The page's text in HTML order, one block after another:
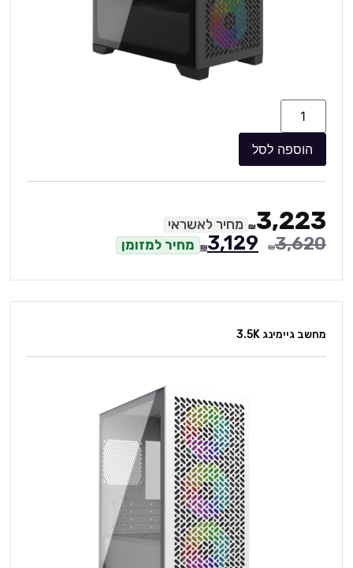
הוספה לסל
₪3,223 מחיר לאשראי
₪3,620
₪3,129 מחיר למזומן
מחשב גיימינג 3.5K